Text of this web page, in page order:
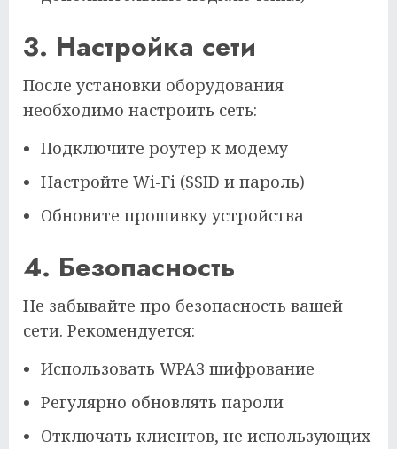
3. Настройка сети
После установки оборудования
необходимо настроить сеть:
Подключите роутер к модему
Настройте Wi-Fi (SSID и пароль)
Обновите прошивку устройства
4. Безопасность
Не забывайте про безопасность вашей
сети. Рекомендуется:
Использовать WPA3 шифрование
Регулярно обновлять пароли
Отключать клиентов, не использующих